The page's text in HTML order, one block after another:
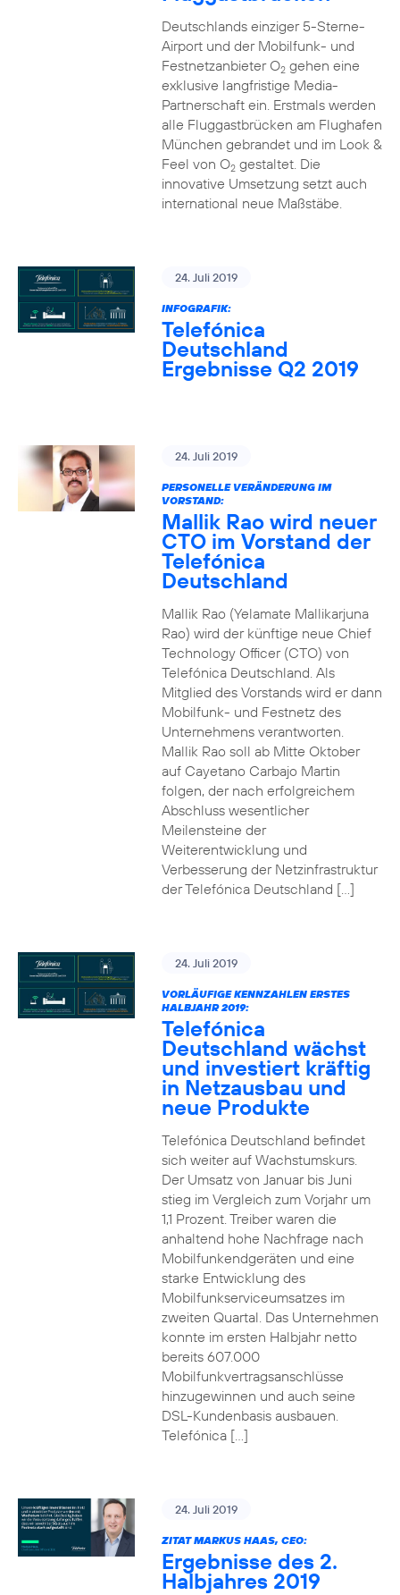
Deutschlands einziger 5-Sterne-
Airport und der Mobilfunk- und
Festnetzanbieter O2gehen eine
exklusive langfristige Media-
Partnerschaft ein. Erstmals werden
alle Fluggastbrücken am Flughafen
München gebrandet und im Look &
Feel von O2gestaltet. Die
innovative Umsetzung setzt auch
international neue Maßstäbe.
24. Juli 2019
INFOGRAFIK:
Telefónica
Deutschland
Ergebnisse Q2 2019
24. Juli 2019
PERSONELLE VERÄNDERUNG IM
VORSTAND:
Mallik Rao wird neuer
CTO im Vorstand der
Telefónica
Deutschland
Mallik Rao (Yelamate Mallikarjuna
Rao) wird der künftige neue Chief
Technology Officer (CTO) von
Telefónica Deutschland. Als
Mitglied des Vorstands wird er dann
Mobilfunk- und Festnetz des
Unternehmens verantworten.
Mallik Rao soll ab Mitte Oktober
auf Cayetano Carbajo Martin
folgen, der nach erfolgreichem
Abschluss wesentlicher
Meilensteine der
Weiterentwicklung und
Verbesserung der Netzinfrastruktur
der Telefónica Deutschland […]
24. Juli 2019
VORLÄUFIGE KENNZAHLEN ERSTES
HALBJAHR 2019:
Telefónica
Deutschland wächst
und investiert kräftig
in Netzausbau und
neue Produkte
Telefónica Deutschland befindet
sich weiter auf Wachstumskurs.
Der Umsatz von Januar bis Juni
stieg im Vergleich zum Vorjahr um
1,1 Prozent. Treiber waren die
anhaltend hohe Nachfrage nach
Mobilfunkendgeräten und eine
starke Entwicklung des
Mobilfunkserviceumsatzes im
zweiten Quartal. Das Unternehmen
konnte im ersten Halbjahr netto
bereits 607.000
Mobilfunkvertragsanschlüsse
hinzugewinnen und auch seine
DSL-Kundenbasis ausbauen.
Telefónica […]
24. Juli 2019
ZITAT MARKUS HAAS, CEO:
Ergebnisse des 2.
Halbjahres 2019